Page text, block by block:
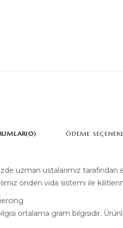
uzman ustalarımız
önden vida sistemi ile
ortalama gram bilgisidir.
(0) ÖDEME